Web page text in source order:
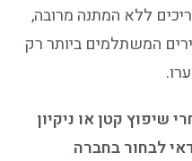
ללא המתנה מרובה,
המשתלמים ביותר רק
שיפוץ קטן או ניקיון
לבחור בחברה